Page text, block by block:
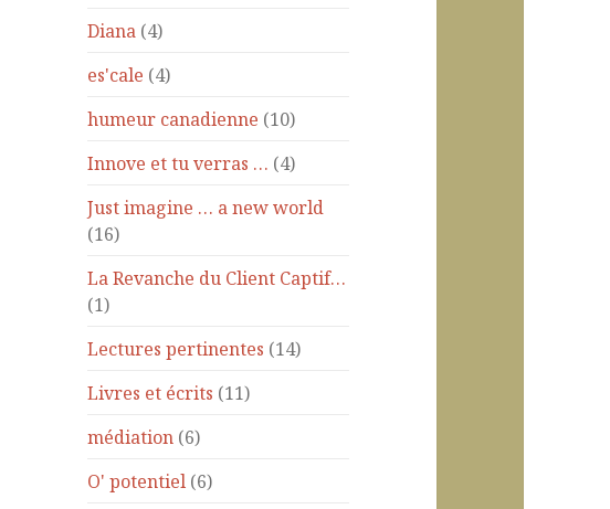
Diana (4)
es'cale (4)
humeur canadienne (10)
Innove et tu verras … (4)
Just imagine … a new world
(16)
La Revanche du Client Captif…
(1)
Lectures pertinentes (14)
Livres et écrits (11)
médiation (6)
O' potentiel (6)